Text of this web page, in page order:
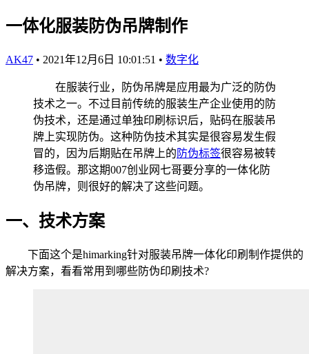
一体化服装防伪吊牌制作
AK47 • 2021年12月6日 10:01:51 • 数字化
在服装行业，防伪吊牌是应用最为广泛的防伪
技术之一。不过目前传统的服装生产企业使用的防
伪技术，还是通过单独印刷标识后，贴码在服装吊
牌上实现防伪。这种防伪技术其实是很容易发生假
冒的，因为后期贴在吊牌上的 防伪标签很容易被转
移造假。那这期007创业网七哥要分享的一体化防
伪吊牌，则很好的解决了这些问题。
一、技术方案
下面这个是himarking针对服装吊牌一体化印刷制作提供的
解决方案，看看常用到哪些防伪印刷技术?